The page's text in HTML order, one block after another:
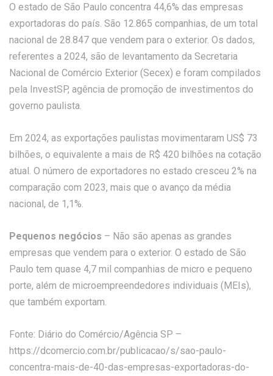
O estado de São Paulo concentra 44,6% das empresas
exportadoras do país. São 12.865 companhias, de um total
nacional de 28.847 que vendem para o exterior. Os dados,
referentes a 2024, são de levantamento da Secretaria
Nacional de Comércio Exterior (Secex) e foram compilados
pela InvestSP, agência de promoção de investimentos do
governo paulista.
Em 2024, as exportações paulistas movimentaram US$ 73
bilhões, o equivalente a mais de R$ 420 bilhões na cotação
atual. O número de exportadores no estado cresceu 2% na
comparação com 2023, mais que o avanço da média
nacional, de 1,1%.
Pequenos negócios – Não são apenas as grandes
empresas que vendem para o exterior. O estado de São
Paulo tem quase 4,7 mil companhias de micro e pequeno
porte, além de microempreendedores individuais (MEIs),
que também exportam.
Fonte: Diário do Comércio/Agência SP –
https://dcomercio.com.br/publicacao/s/sao-paulo-
concentra-mais-de-40-das-empresas-exportadoras-do-